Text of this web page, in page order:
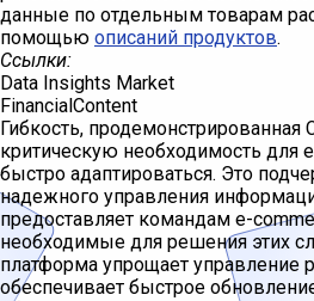
данные по отдельным товарам
помощью описаний продуктов.
Ссылки:
Data Insights Market
FinancialContent
Гибкость, продемонстрированная
критическую необходимость для
быстро адаптироваться. Это
надежного управления
предоставляет командам e-
необходимые для решения этих
платформа упрощает управление
обеспечивает быстрое